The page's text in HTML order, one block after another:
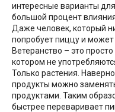
интересные варианты
большой процент
Даже человек, который
попробует пиццу и может
Ветеранство – это
котором не
Только растения.
продукты можно
продуктами. Таким
быстрее переваривает